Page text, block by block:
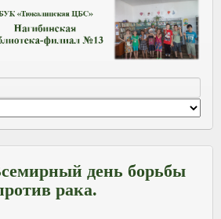
день борьбы
рака.